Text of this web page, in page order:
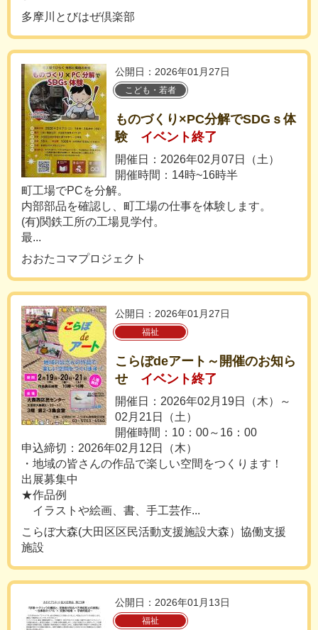
多摩川とびはぜ倶楽部
公開日：2026年01月27日
こども・若者
ものづくり×PC分解でSDGｓ体
験
イベント終了
開催日：2026年02月07日（土）
開催時間：14時~16時半
町工場でPCを分解。
内部部品を確認し、町工場の仕事を体験します。
(有)関鉄工所の工場見学付。
最...
おおたコマプロジェクト
公開日：2026年01月27日
福祉
こらぼdeアート～開催のお知ら
せ
イベント終了
開催日：2026年02月19日（木）～
02月21日（土）
開催時間：10：00～16：00
申込締切：2026年02月12日（木）
・地域の皆さんの作品で楽しい空間をつくります！
出展募集中
★作品例
イラストや絵画、書、手工芸作...
こらぼ大森(大田区区民活動支援施設大森）協働支援
施設
公開日：2026年01月13日
福祉